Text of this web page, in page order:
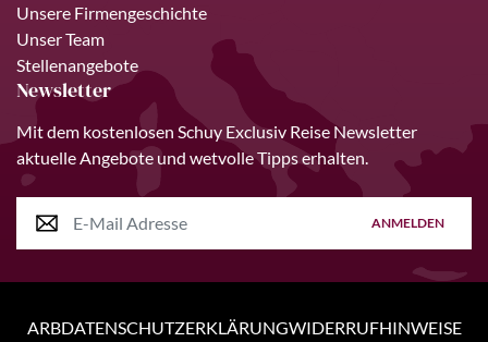
Unsere Firmengeschichte
Unser Team
Stellenangebote
Newsletter
Mit dem kostenlosen Schuy Exclusiv Reise Newsletter
aktuelle Angebote und wetvolle Tipps erhalten.
ANMELDEN
ARBDATENSCHUTZERKLÄRUNGWIDERRUFHINWEISE